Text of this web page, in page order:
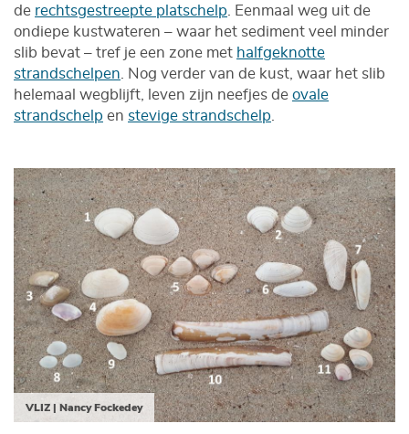
de rechtsgestreepte platschelp . Eenmaal weg uit de
ondiepe kustwateren – waar het sediment veel minder
slib bevat – tref je een zone met halfgeknotte
strandschelpen . Nog verder van de kust, waar het slib
helemaal wegblijft, leven zijn neefjes de ovale
strandschelp en stevige strandschelp
VLIZ | Nancy Fockedey